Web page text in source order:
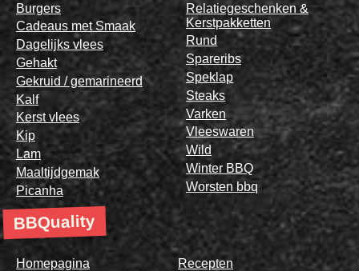
Burgers
Cadeaus met Smaak
Dagelijks vlees
Gehakt
Gekruid / gemarineerd
Kalf
Kerst vlees
Kip
Lam
Maaltijdgemak
Picanha
Relatiegeschenken &
Kerstpakketten
Rund
Spareribs
Speklap
Steaks
Varken
Vleeswaren
Wild
Winter BBQ
Worsten bbq
BBQuality
Homepagina
Recepten